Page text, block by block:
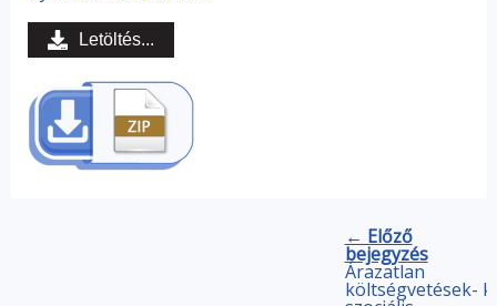
Letöltés...
← Előző
bejegyzés
Árazatlan
költségvetések-